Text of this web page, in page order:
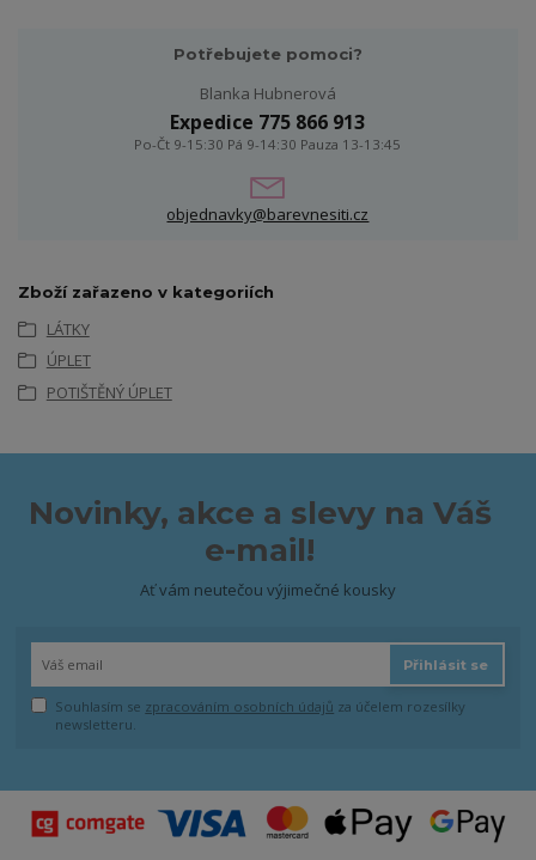
Potřebujete pomoci?
Blanka Hubnerová
Expedice 775 866 913
Po-Čt 9-15:30 Pá 9-14:30 Pauza 13-13:45
objednavky@barevnesiti.cz
Zboží zařazeno v kategoriích
LÁTKY
ÚPLET
POTIŠTĚNÝ ÚPLET
Novinky, akce a slevy na Váš
e-mail!
Ať vám neutečou výjimečné kousky
Přihlásit se
Souhlasím se zpracováním osobních údajů za účelem rozesílky
newsletteru.